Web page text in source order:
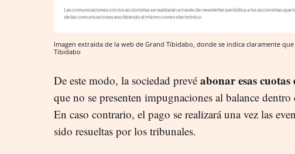
Imagen extraida de la web de Grand Tibidabo, donde se indica claramente
Tibidabo
De este modo, la sociedad prevé abonar esas cuotas
que no se presenten impugnaciones al balance
En caso contrario, el pago se realizará una vez las
sido resueltas por los tribunales.